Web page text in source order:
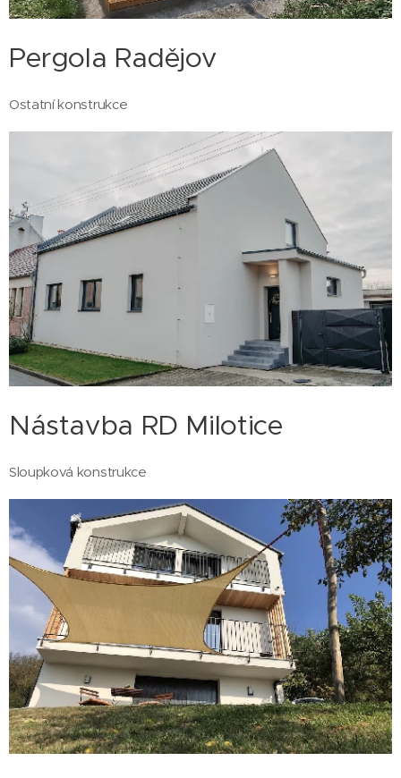
Pergola Radějov
Ostatní konstrukce
Nástavba RD Milotice
Sloupková konstrukce